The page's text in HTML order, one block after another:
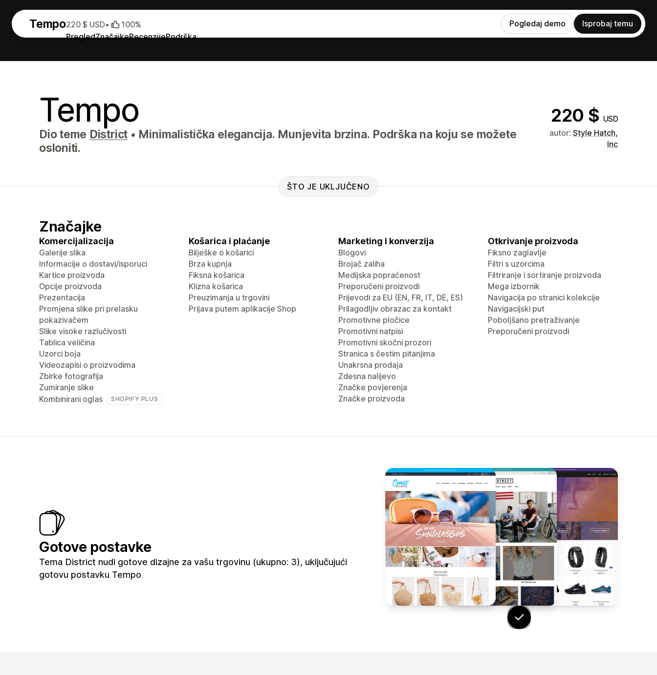
Tempo
PregledZnačajkeRecenzijePodrška
220 $ USD• 100% Pogledaj demo Isprobaj temu
Tempo 220 $ USD
Dio teme District • Minimalistička elegancija. Munjevita brzina. Podrška na koju se možete
osloniti.
autor: Style Hatch,
Inc
ŠTO JE UKLJUČENO
Značajke
Komercijalizacija
Galerije slika
Informacije o dostavi/isporuci
Kartice proizvoda
Opcije proizvoda
Prezentacija
Promjena slike pri prelasku
pokazivačem
Slike visoke razlučivosti
Tablica veličina
Uzorci boja
Videozapisi o proizvodima
Zbirke fotografija
Zumiranje slike
Kombinirani oglas
SHOPIFY PLUS
Košarica i plaćanje
Bilješke o košarici
Brza kupnja
Fiksna košarica
Klizna košarica
Preuzimanja u trgovini
Prijava putem aplikacije Shop
Marketing i konverzija
Blogovi
Brojač zaliha
Medijska popraćenost
Preporučeni proizvodi
Prijevodi za EU (EN, FR, IT, DE, ES)
Prilagodljiv obrazac za kontakt
Promotivne pločice
Promotivni natpisi
Promotivni skočni prozori
Stranica s čestim pitanjima
Unakrsna prodaja
Zdesna nalijevo
Značke povjerenja
Značke proizvoda
Otkrivanje proizvoda
Fiksno zaglavlje
Filtri s uzorcima
Filtriranje i sortiranje proizvoda
Mega izbornik
Navigacija po stranici kolekcije
Navigacijski put
Poboljšano pretraživanje
Preporučeni proizvodi
Gotove postavke
Tema District nudi gotove dizajne za vašu trgovinu (ukupno: 3), uključujući
gotovu postavku Tempo